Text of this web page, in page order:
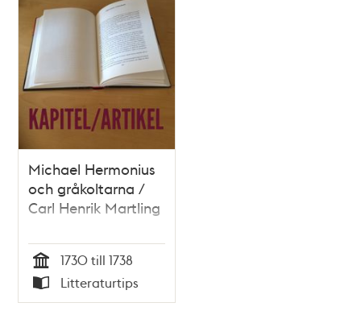
Michael Hermonius
och gråkoltarna /
Carl Henrik Martling
Tid
1730 till 1738
Typ
Litteraturtips